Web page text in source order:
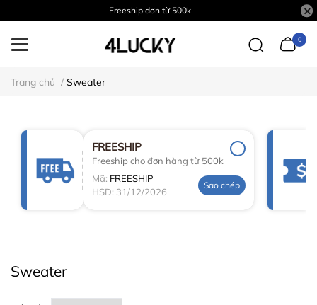
Freeship đơn từ 500k
0
Trang chủ / Sweater
FREESHIP
Freeship cho đơn hàng từ 500k
Mã: FREESHIP
HSD: 31/12/2026
Sao chép
Sweater